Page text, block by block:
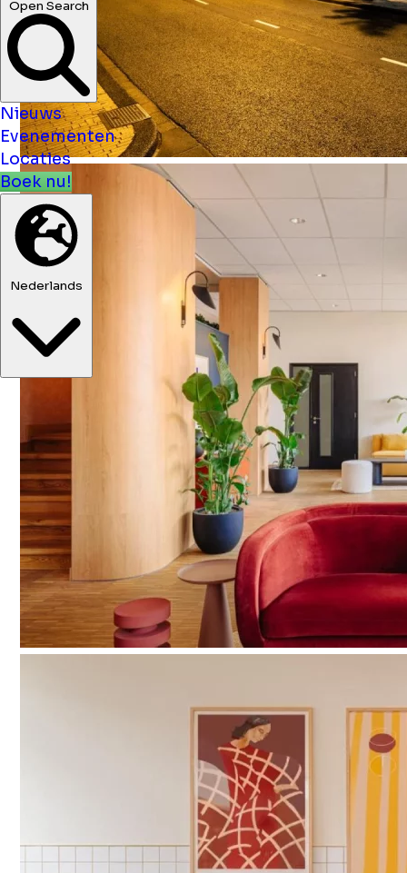
Evenementen
Locaties
Boek nu!
Nederlands